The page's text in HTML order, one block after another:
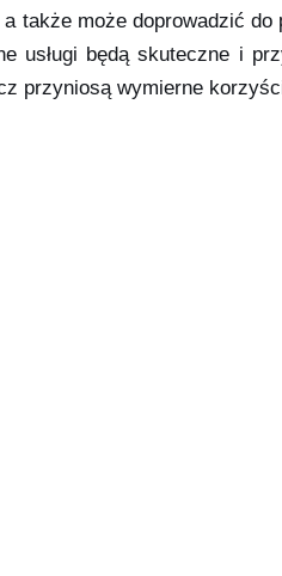
także może doprowadzić
usługi będą skuteczne i
przyniosą wymierne